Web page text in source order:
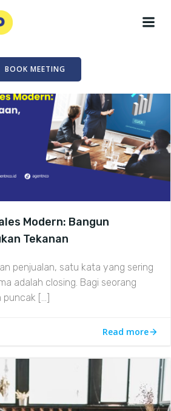
BOOK MEETING
Modern: Bangun
Tekanan
penjualan, satu kata yang sering
adalah closing. Bagi seorang
puncak […]
Read more